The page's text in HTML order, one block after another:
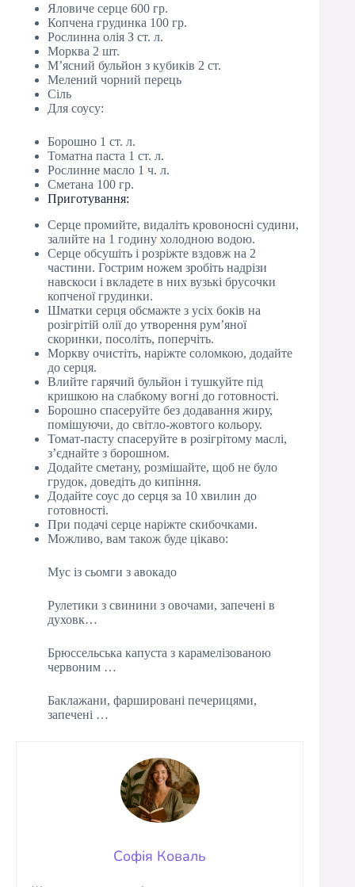
Яловиче серце 600 гр.
Копчена грудинка 100 гр.
Рослинна олія З ст. л.
Морква 2 шт.
М’ясний бульйон з кубиків 2 ст.
Мелений чорний перець
Сіль
Для соусу:
Борошно 1 ст. л.
Томатна паста 1 ст. л.
Рослинне масло 1 ч. л.
Сметана 100 гр.
Приготування:
Серце промийте, видаліть кровоносні судини,
залийте на 1 годину холодною водою.
Серце обсушіть і розріжте вздовж на 2
частини. Гострим ножем зробіть надрізи
навскоси і вкладете в них вузькі брусочки
копченої грудинки.
Шматки серця обсмажте з усіх боків на
розігрітій олії до утворення рум’яної
скоринки, посоліть, поперчіть.
Моркву очистіть, наріжте соломкою, додайте
до серця.
Влийте гарячий бульйон і тушкуйте під
кришкою на слабкому вогні до готовності.
Борошно спасеруйте без додавання жиру,
помішуючи, до світло-жовтого кольору.
Томат-пасту спасеруйте в розігрітому маслі,
з’єднайте з борошном.
Додайте сметану, розмішайте, щоб не було
грудок, доведіть до кипіння.
Додайте соус до серця за 10 хвилин до
готовності.
При подачі серце наріжте скибочками.
Можливо, вам також буде цікаво:
Мус із сьомги з авокадо
Рулетики з свинини з овочами, запечені в
духовк…
Брюссельська капуста з карамелізованою
червоним …
Баклажани, фаршировані печерицями,
запечені …
Софія Коваль